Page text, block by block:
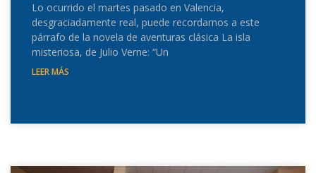
Lo ocurrido el martes pasado en Valencia,
desgraciadamente real, puede recordarnos a este
párrafo de la novela de aventuras clásica La isla
misteriosa, de Julio Verne: “Un
LEER MÁS